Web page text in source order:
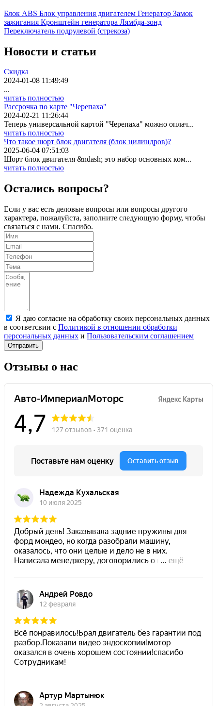
Блок ABS Блок управления двигателем Генератор Замок
зажигания Кронштейн генератора Лямбда-зонд
Переключатель подрулевой (стрекоза)
Новости и статьи
Скидка
2024-01-08 11:49:49
...
читать полностью
Рассрочка по карте "Черепаха"
2024-02-21 11:26:44
Теперь универсальной картой "Черепаха" можно оплач...
читать полностью
Что такое шорт блок двигателя (блок цилиндров)?
2025-06-04 07:51:03
Шорт блок двигателя &ndash; это набор основных ком...
читать полностью
Остались вопросы?
Если у вас есть деловые вопросы или вопросы другого
характера, пожалуйста, заполните следующую форму, чтобы
связаться с нами. Спасибо.
Я даю согласие на обработку своих персональных данных
в соответсвии с Политикой в отношении обработки
персональных данных и Пользовательским соглашением
Отправить
Отзывы о нас